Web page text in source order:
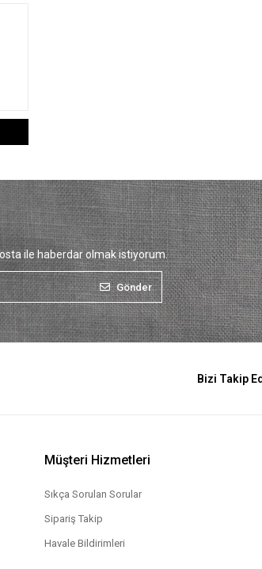
ile haberdar olmak istiyorum.
Gönder
Bizi Takip
Müşteri Hizmetleri
Sıkça Sorulan Sorular
Sipariş Takip
Havale Bildirimleri